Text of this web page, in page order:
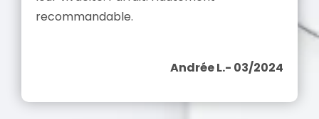
recommandable.
Andrée L.- 03/2024